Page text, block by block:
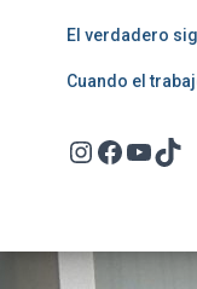
El verdadero
Cuando el
Instagram Facebook YouTube TikTok